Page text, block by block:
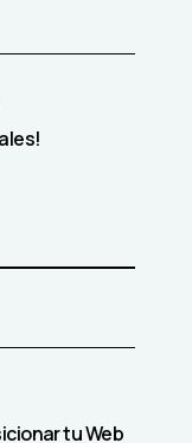
tu Web